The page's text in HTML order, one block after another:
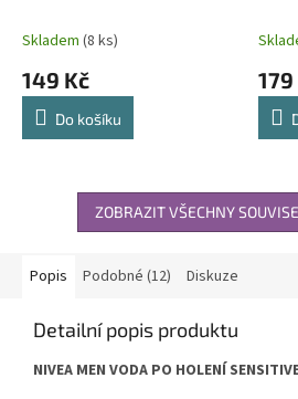
Skladem (8 ks)
149 Kč
Do košíku
ZOBRAZIT VŠECHNY
Popis Podobné (12) Diskuze
Detailní popis produktu
NIVEA MEN VODA PO HOLENÍ